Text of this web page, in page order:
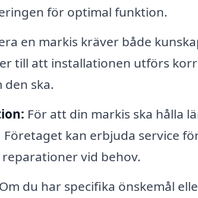
för optimal funktion.
en markis kräver både
till att installationen utförs
ska.
För att din markis ska hålla
kan erbjuda service
vid behov.
Om du har specifika önskemål